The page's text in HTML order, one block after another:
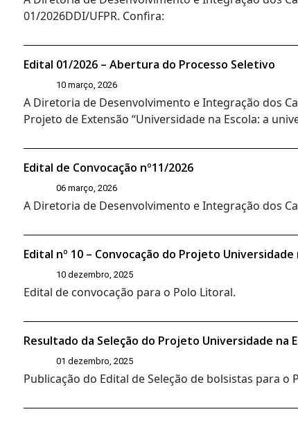
01/2026DDI/UFPR. Confira:
Edital 01/2026 – Abertura do Processo Seletivo
10 março, 2026
A Diretoria de Desenvolvimento e Integração dos
Projeto de Extensão “Universidade na Escola: a
Edital de Convocação nº11/2026
06 março, 2026
A Diretoria de Desenvolvimento e Integração dos
Edital nº 10 – Convocação do Projeto Universidade
10 dezembro, 2025
Edital de convocação para o Polo Litoral.
Resultado da Seleção do Projeto Universidade na
01 dezembro, 2025
Publicação do Edital de Seleção de bolsistas para